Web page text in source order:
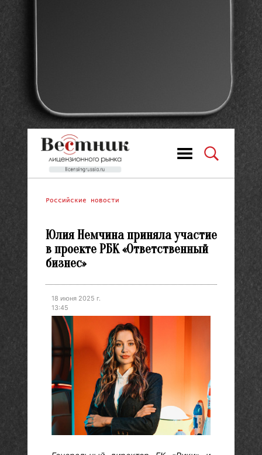
Российские новости
Юлия Немчина приняла участие
в проекте РБК «Ответственный
бизнес»
18 июня 2025 г.
13:45